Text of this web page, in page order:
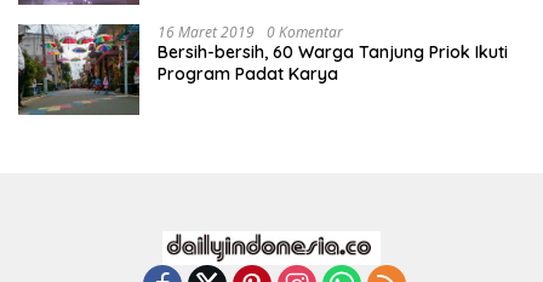
16 Maret 2019 0 Komentar
Bersih-bersih, 60 Warga Tanjung Priok Ikuti
Program Padat Karya